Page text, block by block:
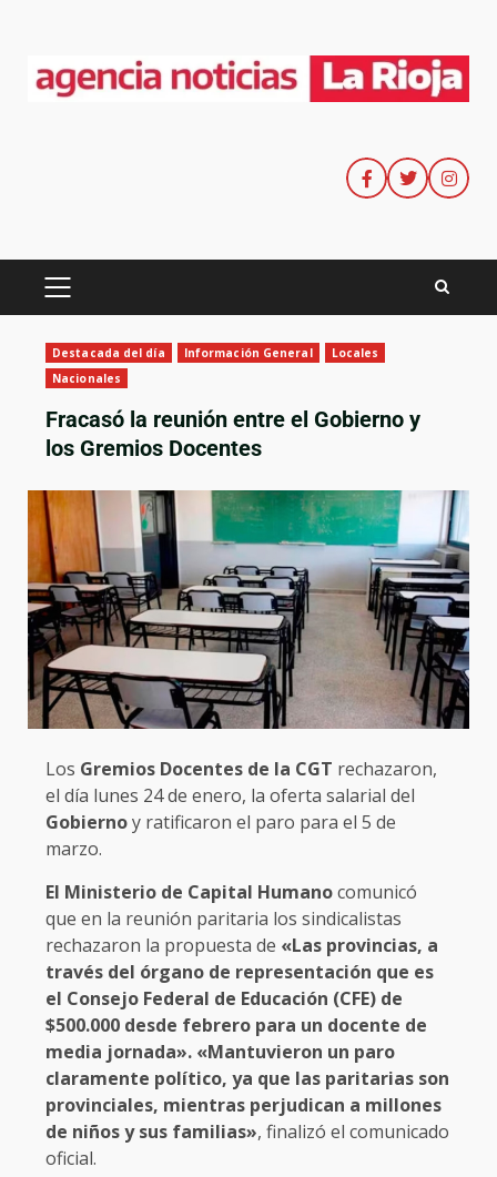
Destacada del día Información General
Locales
Nacionales
Fracasó la reunión entre el Gobierno y
los Gremios Docentes
Los Gremios Docentes de la CGT rechazaron,
el día lunes 24 de enero, la oferta salarial del
Gobiernoy ratificaron el paro para el 5 de
marzo.
El Ministerio de Capital Humanocomunicó
que en la reunión paritaria los sindicalistas
rechazaron la propuesta de «Las provincias, a
través del órgano de representación que es
el Consejo Federal de Educación (CFE) de
$500.000 desde febrero para un docente de
media jornada». «Mantuvieron un paro
claramente político, ya que las paritarias son
provinciales, mientras perjudican a millones
de niños y sus familias», finalizó el comunicado
oficial.